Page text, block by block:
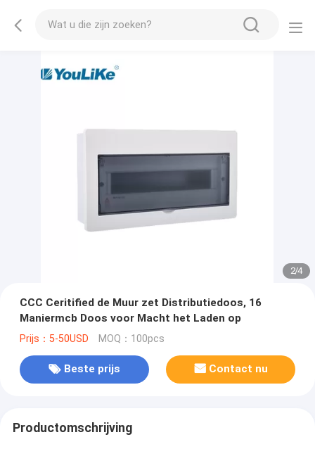
2/4
CCC Ceritified de Muur zet Distributiedoos, 16
Maniermcb Doos voor Macht het Laden op
Prijs：5-50USD MOQ：100pcs
Beste prijs Contact nu
Productomschrijving